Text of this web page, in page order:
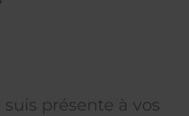
présente à vos